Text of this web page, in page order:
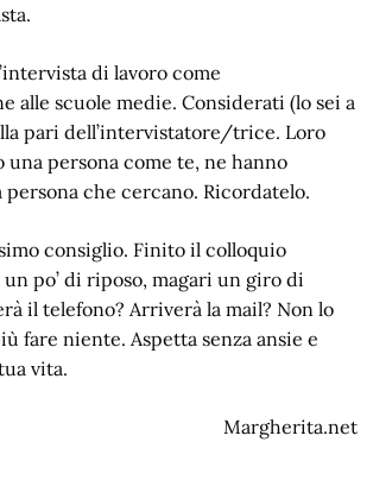
di lavoro come
alle scuole medie. Considerati (lo sei a
pari dell’intervistatore/trice. Loro
una persona come te, ne hanno
persona che cercano. Ricordatelo.
consiglio. Finito il colloquio
po’ di riposo, magari un giro di
il telefono? Arriverà la mail? Non lo
fare niente. Aspetta senza ansie e
vita.
Margherita.net